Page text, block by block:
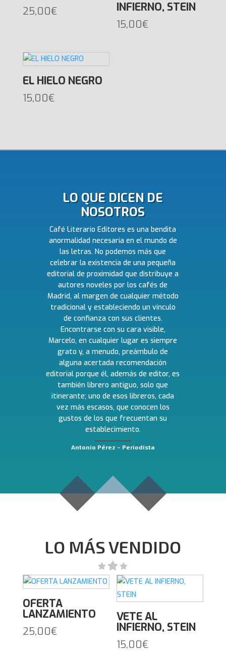
25,00€ INFIERNO, STEIN
15,00€
EL HIELO NEGRO
15,00€
LO QUE DICEN DE
NOSOTROS
Café Literario Editores es una bendita
anormalidad necesaria en el mundo de
las letras. No podemos más que
celebrar la existencia de una pequeña
editorial de proximidad que distribuye a
autores noveles por los cafés de
Madrid, al margen de cualquier método
tradicional y estableciendo un vínculo
de confianza con sus clientes.
Encontrarse con su cara visible,
Marcelo, en cualquier lugar es siempre
grato y, a menudo, preámbulo de
alguna acertada recomendación
editorial porque él, además de editor, es
también librero antiguo, solo que
itinerante; uno de esos libreros, cada
vez más escasos, que conocen los
gustos de los que frecuentan su
establecimiento.
Antonio Pérez – Periodista
LO MÁS VENDIDO
OFERTA
LANZAMIENTO
25,00€
VETE AL
INFIERNO, STEIN
15,00€